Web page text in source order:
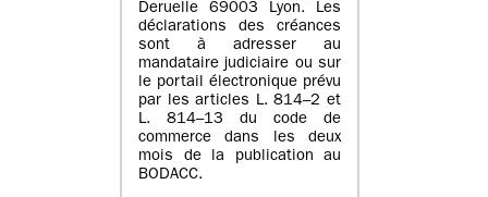
Deruelle 69003 Lyon. Les
déclarations des créances
sont à adresser au
mandataire judiciaire ou sur
le portail électronique prévu
par les articles L. 814–2 et
L. 814–13 du code de
commerce dans les deux
mois de la publication au
BODACC.